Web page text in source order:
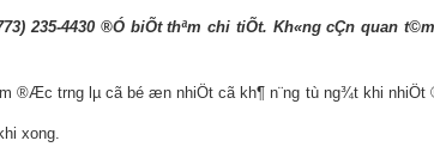
235-4430 ®Ó biÕt thªm chi tiÕt. Kh«ng cÇn quan
tr­ng lµ cã bé æn nhiÖt cã kh¶ n¨ng tù ng¾t khi nhiÖt
xong.